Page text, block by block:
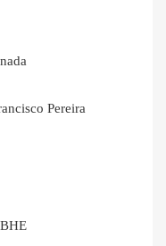
Pereira